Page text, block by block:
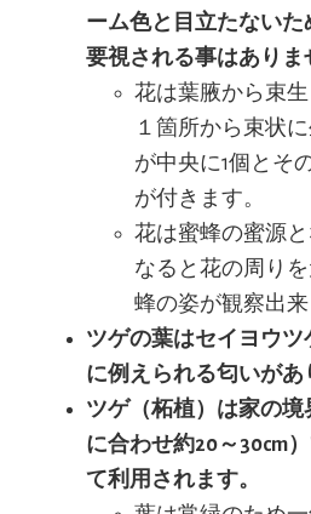
ーム色と目立たない
要視される事はありま
花は葉腋から束
１箇所から束状
が中央に1個とそ
が付きます。
花は蜜蜂の蜜源
なると花の周り
蜂の姿が観察出来
ツゲの葉はセイヨウツ
に例えられる匂いがあ
ツゲ（柘植）は家の
に合わせ約20～30cm
て利用されます。